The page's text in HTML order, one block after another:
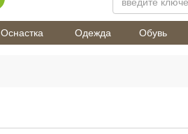
Оснастка Одежда Обувь